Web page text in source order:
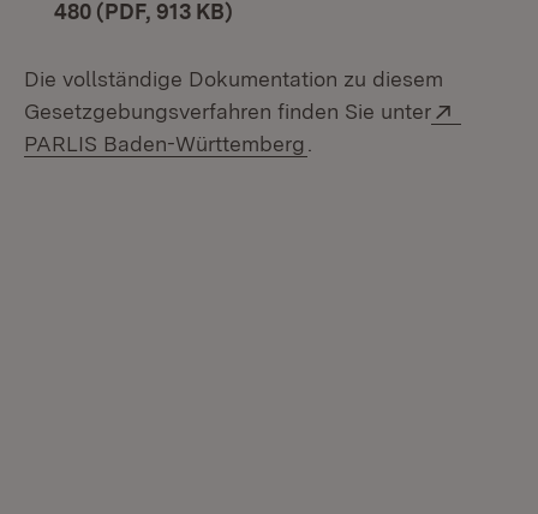
480 (PDF, 913 KB)
Die vollständige Dokumentation zu diesem
Gesetzgebungsverfahren finden Sie unter
PARLIS Baden-Württemberg